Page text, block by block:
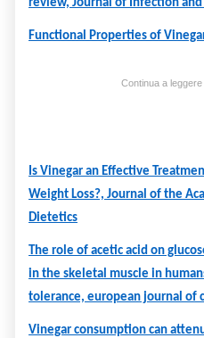
review, Journal of Infection
Functional Properties of
Continua a
Is Vinegar an Effective
Weight Loss?, Journal of the
Dietetics
The role of acetic acid on
in the skeletal muscle in
tolerance, european journal of
Vinegar consumption can